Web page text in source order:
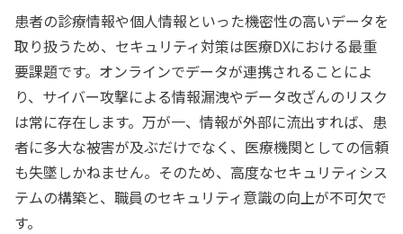
患者の診療情報や個人情報といった機密性の高いデータを
取り扱うため、セキュリティ対策は医療DXにおける最重
要課題です。オンラインでデータが連携されることによ
り、サイバー攻撃による情報漏洩やデータ改ざんのリスク
は常に存在します。万が一、情報が外部に流出すれば、患
者に多大な被害が及ぶだけでなく、医療機関としての信頼
も失墜しかねません。そのため、高度なセキュリティシス
テムの構築と、職員のセキュリティ意識の向上が不可欠で
す。